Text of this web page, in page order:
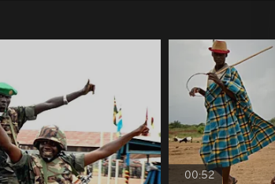
00:52